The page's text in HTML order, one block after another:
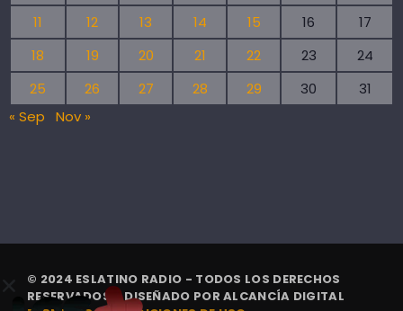
11
12 13 14 15 16
17
18
19 20 21 22 23
24
25
26 27 28 29 30
31
« Sep
Nov »
© 2024 ESLATINO RADIO - TODOS LOS DERECHOS
RESERVADOS. | DISEÑADO PORALCANCÍA DIGITAL